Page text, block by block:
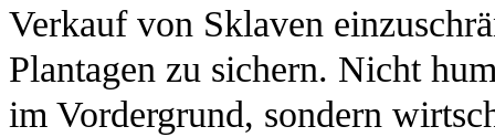
Verkauf von Sklaven
Plantagen zu sichern. Nicht
im Vordergrund, sondern